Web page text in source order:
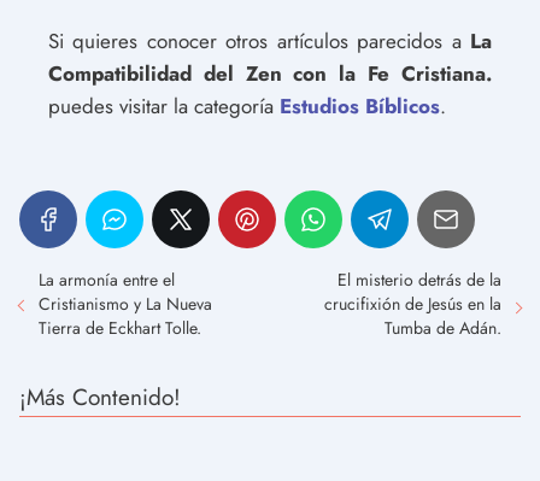
Si quieres conocer otros artículos parecidos a La
Compatibilidad del Zen con la Fe Cristiana.
puedes visitar la categoría Estudios Bíblicos.
La armonía entre el
Cristianismo y La Nueva
Tierra de Eckhart Tolle.
El misterio detrás de la
crucifixión de Jesús en la
Tumba de Adán.
¡Más Contenido!